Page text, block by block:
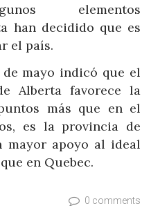
elementos
han decidido que es
el país.
mayo indicó que el
Alberta favorece la
más que en el
es la provincia de
mayor apoyo al ideal
en Quebec.
0 comments